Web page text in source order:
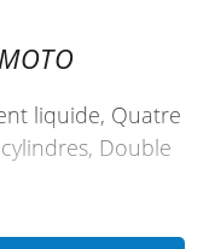
liquide, Quatre
Double